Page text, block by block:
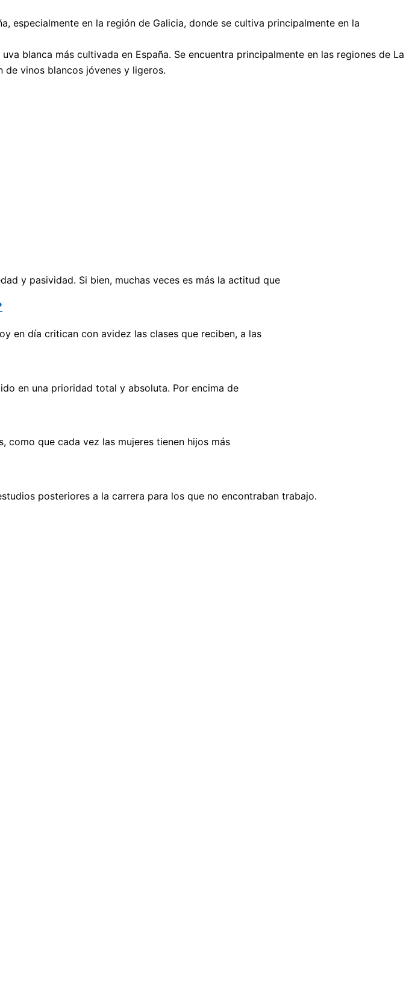
especialmente en la región de Galicia, donde se cultiva principalmente en la
blanca más cultivada en España. Se encuentra principalmente en las regiones de La
vinos blancos jóvenes y ligeros.
y pasividad. Si bien, muchas veces es más la actitud que
en día critican con avidez las clases que reciben, a las
en una prioridad total y absoluta. Por encima de
como que cada vez las mujeres tienen hijos más
posteriores a la carrera para los que no encontraban trabajo.